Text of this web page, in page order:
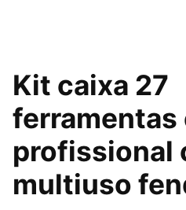
Kit caixa 27
ferramentas
profissional
multiuso